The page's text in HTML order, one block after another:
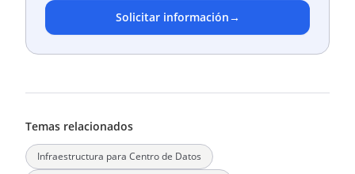
Solicitar información→
Temas relacionados
Infraestructura para Centro de Datos